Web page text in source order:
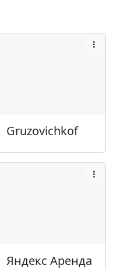
Gruzovichkof
Яндекс Аренда